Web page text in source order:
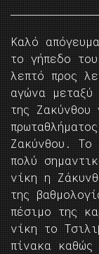
Kαλό
το γήπεδο
λεπτό προς
αγώνα
της Ζακύνθου
Ζακύνθου. To
πολύ
νίκη η
της
πέσιμο της
νίκη το
πίνακα καθώς